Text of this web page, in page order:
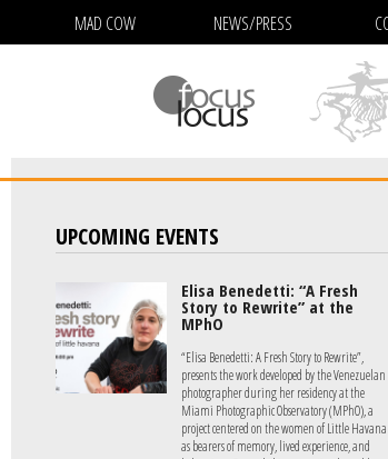
MAD COW NEWS/PRESS
UPCOMING EVENTS
Elisa Benedetti: “A Fresh
Story to Rewrite” at the
MPhO
“Elisa Benedetti: A Fresh Story to Rewrite”,
presents the work developed by the Venezuelan
photographer during her residency at the
Miami Photographic Observatory (MPhO), a
project centered on the women of Little Havana
as bearers of memory, lived experience, and